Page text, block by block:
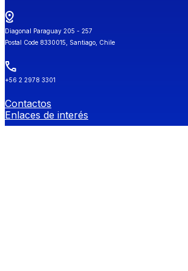
Diagonal Paraguay 205 - 257
Postal Code 8330015, Santiago, Chile
+56 2 2978 3301
Contactos
Enlaces de interés